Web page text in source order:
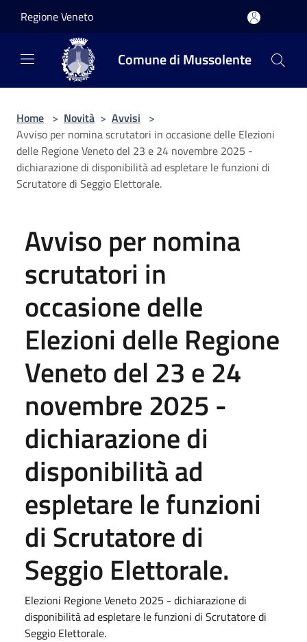
Regione Veneto
Comune di Mussolente
Home > Novità > Avvisi >
Avviso per nomina scrutatori in occasione delle Elezioni
delle Regione Veneto del 23 e 24 novembre 2025 -
dichiarazione di disponibilità ad espletare le funzioni di
Scrutatore di Seggio Elettorale.
Avviso per nomina
scrutatori in
occasione delle
Elezioni delle Regione
Veneto del 23 e 24
novembre 2025 -
dichiarazione di
disponibilità ad
espletare le funzioni
di Scrutatore di
Seggio Elettorale.
Elezioni Regione Veneto 2025 - dichiarazione di
disponibilità ad espletare le funzioni di Scrutatore di
Seggio Elettorale.